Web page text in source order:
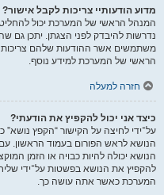
מדוע הודעותיי צריכות לקבל אישור?
המנהל הראשי של המערכת יכול
נדרשות להיבדק לפני הצגתן. יתכן גם
משתמשים אשר ההודעות שלהם
הראשי של המערכת למידע נוסף.
חזרה למעלה
כיצד אני יכול להקפיץ את הודעתי?
על־ידי לחיצה על הקישור “הקפץ
הנושא לראש הפורום בעמוד הראשון.
הנושא יכולה להיות כבויה או הזמן
להקפיץ את הנושא בפשטות על־ידי
המערכת כאשר אתה עושה כך.